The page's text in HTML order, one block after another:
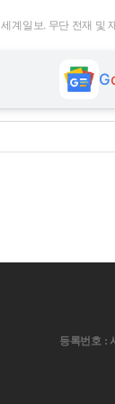
계일보. 무단 전재 및
G
등록번호 :